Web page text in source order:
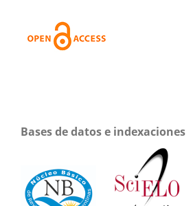
Bases de datos e indexaciones